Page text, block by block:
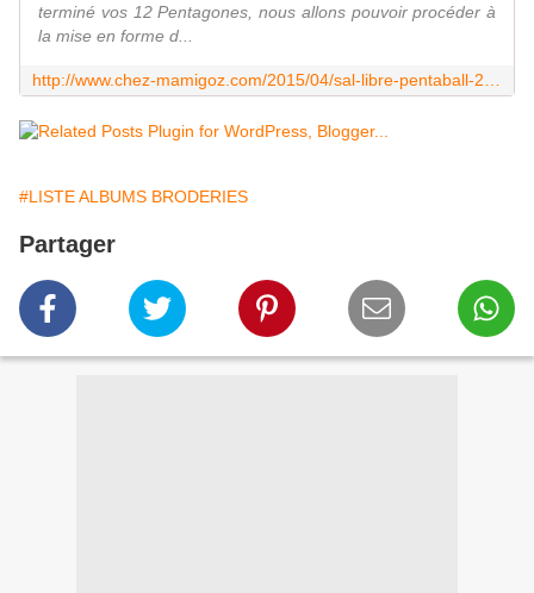
terminé vos 12 Pentagones, nous allons pouvoir procéder à
la mise en forme d...
#LISTE ALBUMS BRODERIES
Partager